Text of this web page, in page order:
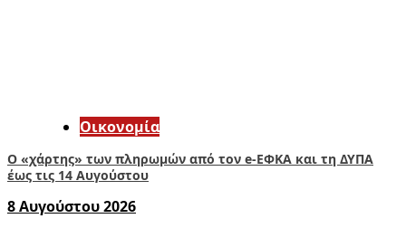
Οικονομία
Ο «χάρτης» των πληρωμών από τον e-ΕΦΚΑ και τη ΔΥΠΑ
έως τις 14 Αυγούστου
8 Αυγούστου 2026